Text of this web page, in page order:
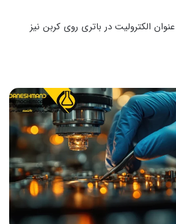
الکترولیت در باتری روی کربن نیز